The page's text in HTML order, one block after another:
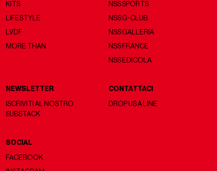
KITS
LIFESTYLE
LVDF
MORE THAN
NSS SPORTS
NSS G-CLUB
NSS GALLERIA
NSS FRANCE
NSS EDICOLA
NEWSLETTER
ISCRIVITI AL NOSTRO
SUBSTACK
CONTATTACI
DROP US A LINE
SOCIAL
FACEBOOK